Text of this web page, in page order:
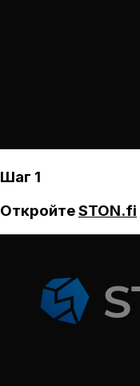
Шаг 1
ОткройтеSTON.fi